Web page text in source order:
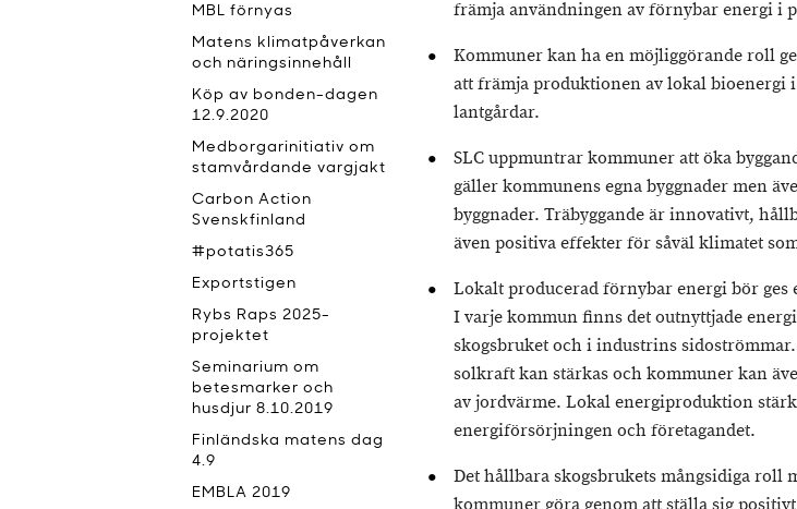
främja användningen av förnybar energi i
Kommuner kan ha en möjliggörande roll
att främja produktionen av lokal bioenergi
lantgårdar.
SLC uppmuntrar kommuner att öka
gäller kommunens egna byggnader men
byggnader. Träbyggande är innovativt,
även positiva effekter för såväl klimatet
Lokalt producerad förnybar energi bör
I varje kommun finns det outnyttjade
skogsbruket och i industrins
solkraft kan stärkas och kommuner kan
av jordvärme. Lokal energiproduktion
energiförsörjningen och företagandet.
Det hållbara skogsbrukets mångsidiga roll
MBL förnyas
Matens klimatpåverkan
och näringsinnehåll
Köp av bonden-dagen
12.9.2020
Medborgarinitiativ om
stamvårdande vargjakt
Carbon Action
Svenskfinland
#potatis365
Exportstigen
Rybs Raps 2025-
projektet
Seminarium om
betesmarker och
husdjur 8.10.2019
Finländska matens dag
4.9
EMBLA 2019